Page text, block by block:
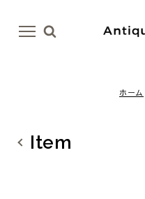
menu
menu
テーブル
ホーム
Item